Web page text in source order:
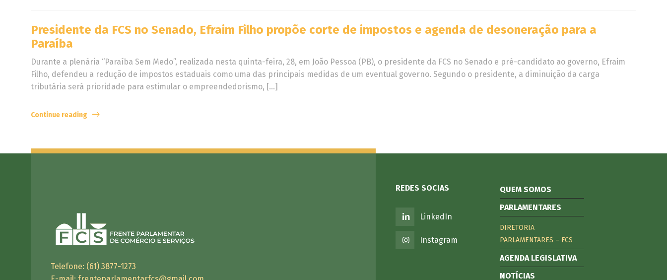
Presidente da FCS no Senado, Efraim Filho propõe corte de impostos e agenda de desoneração para a
Paraíba
Durante a plenária “Paraíba Sem Medo”, realizada nesta quinta-feira, 28, em João Pessoa (PB), o presidente da FCS no Senado e pré-candidato ao governo, Efraim
Filho, defendeu a redução de impostos estaduais como uma das principais medidas de um eventual governo. Segundo o presidente, a diminuição da carga
tributária será prioridade para estimular o empreendedorismo, […]
Continue reading
Telefone: (61) 3877-1273
REDES SOCIAS
LinkedIn
Instagram
QUEM SOMOS
PARLAMENTARES
DIRETORIA
PARLAMENTARES – FCS
AGENDA LEGISLATIVA
NOTÍCIAS